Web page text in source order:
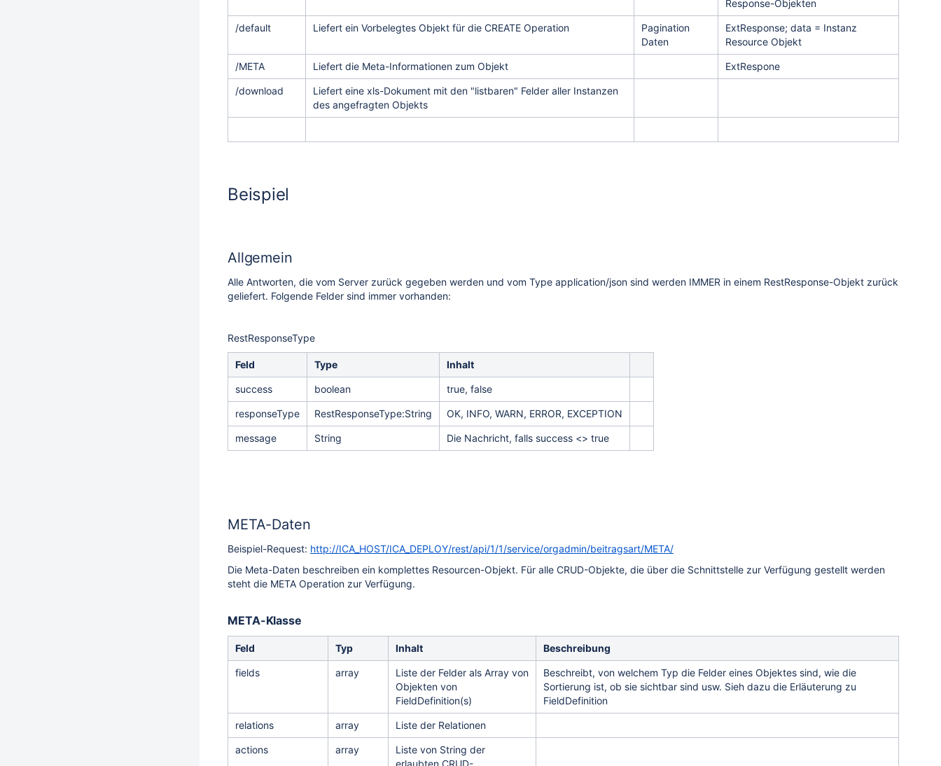
Response-Objekten
/default Liefert ein Vorbelegtes Objekt für die CREATE Operation
Pagination
Daten
ExtResponse; data = Instanz
Resource Objekt
/META Liefert die Meta-Informationen zum Objekt ExtRespone
/download
Liefert eine xls-Dokument mit den "listbaren" Felder aller Instanzen
des angefragten Objekts
Beispiel
Allgemein
Alle Antworten, die vom Server zurück gegeben werden und vom Type application/json sind werden IMMER in einem RestResponse-Objekt zurück
geliefert. Folgende Felder sind immer vorhanden:
RestResponseType
Feld Type Inhalt
success boolean true, false
responseType RestResponseType:String OK, INFO, WARN, ERROR, EXCEPTION
message String Die Nachricht, falls success <> true
META-Daten
Beispiel-Request: http://ICA_HOST/ICA_DEPLOY/rest/api/1/1/service/orgadmin/beitragsart/META/
Die Meta-Daten beschreiben ein komplettes Resourcen-Objekt. Für alle CRUD-Objekte, die über die Schnittstelle zur Verfügung gestellt werden
steht die META Operation zur Verfügung.
META-Klasse
Feld Typ Inhalt Beschreibung
fields array
Liste der Felder als Array von
Objekten von
FieldDefinition(s)
Beschreibt, von welchem Typ die Felder eines Objektes sind, wie die
Sortierung ist, ob sie sichtbar sind usw. Sieh dazu die Erläuterung zu
FieldDefinition
relations array Liste der Relationen
actions array
Liste von String der
erlaubten CRUD-